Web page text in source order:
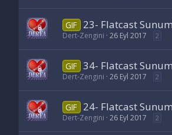
GIF 23- Flatcast
Dert-Zengini 26 Eyl 2017 2
GIF 34- Flatcast
Dert-Zengini 26 Eyl 2017 2
GIF 24- Flatcast
Dert-Zengini 26 Eyl 2017 2